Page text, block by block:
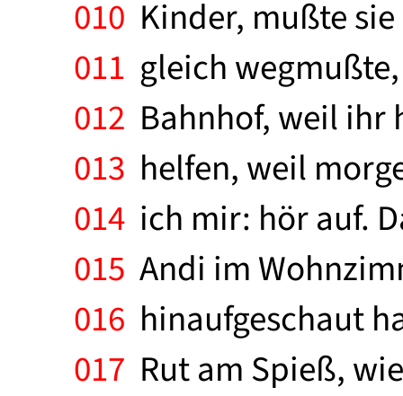
010 Kinder, mußte
011 gleich
012 Bahnhof, weil ihr
013 helfen, weil
014 ich mir: hör auf.
015 Andi im
016 hinaufgeschaut
017 Rut am Spieß,